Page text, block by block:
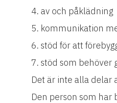
4. av och påklädning
5. kommunikation
6. stöd för att
7. stöd som behöver
Det är inte alla delar
Den person som har